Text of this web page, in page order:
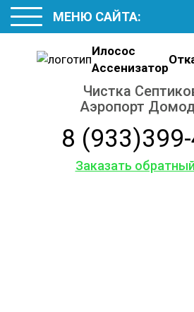
Илосос
Ассенизатор
Чистка
Аэропорт
8
Заказать
МЕНЮ САЙТА: